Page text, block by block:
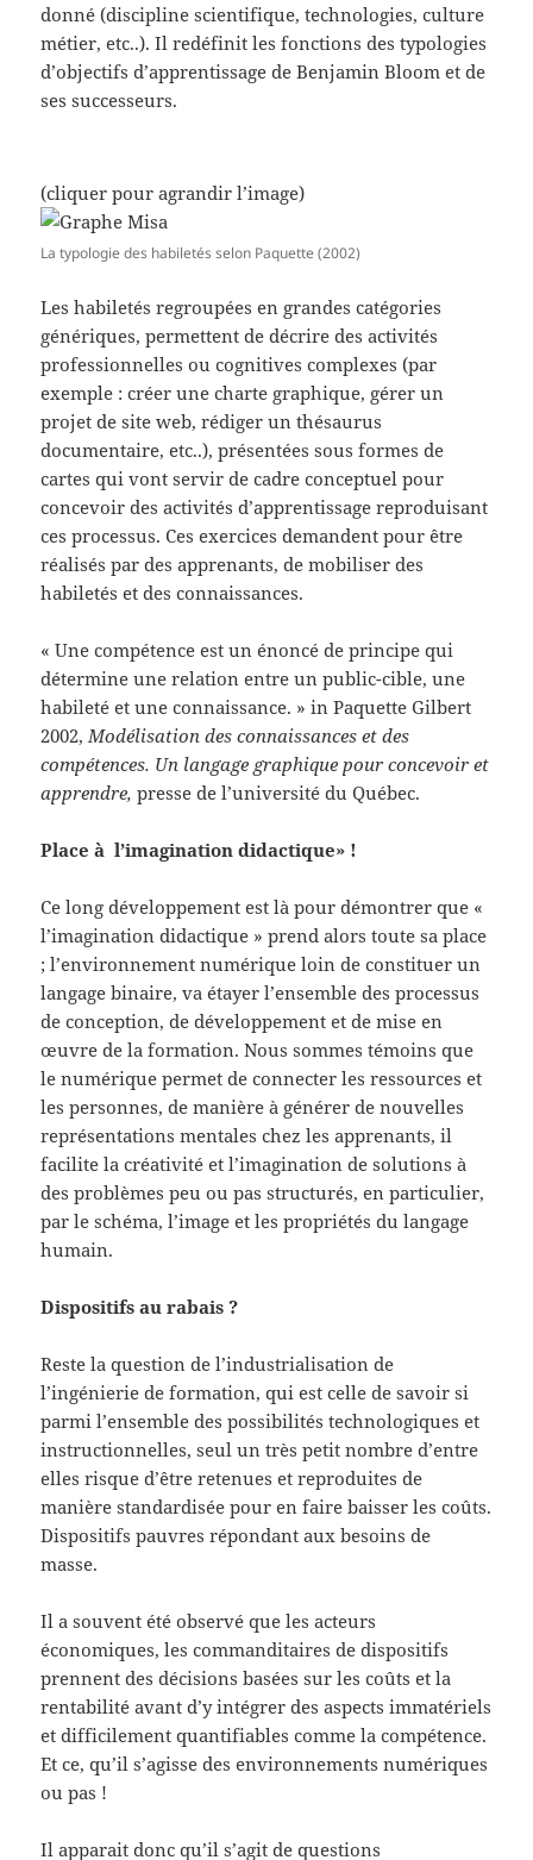
donné (discipline scientifique, technologies, culture
métier, etc..). Il redéfinit les fonctions des typologies
d’objectifs d’apprentissage de Benjamin Bloom et de
ses successeurs.
(cliquer pour agrandir l’image)
La typologie des habiletés selon Paquette (2002)
Les habiletés regroupées en grandes catégories
génériques, permettent de décrire des activités
professionnelles ou cognitives complexes (par
exemple : créer une charte graphique, gérer un
projet de site web, rédiger un thésaurus
documentaire, etc..), présentées sous formes de
cartes qui vont servir de cadre conceptuel pour
concevoir des activités d’apprentissage reproduisant
ces processus. Ces exercices demandent pour être
réalisés par des apprenants, de mobiliser des
habiletés et des connaissances.
« Une compétence est un énoncé de principe qui
détermine une relation entre un public-cible, une
habileté et une connaissance. » in Paquette Gilbert
2002, Modélisation des connaissances et des
compétences. Un langage graphique pour concevoir et
apprendre, presse de l’université du Québec.
Place à l’imagination didactique» !
Ce long développement est là pour démontrer que «
l’imagination didactique » prend alors toute sa place
; l’environnement numérique loin de constituer un
langage binaire, va étayer l’ensemble des processus
de conception, de développement et de mise en
œuvre de la formation. Nous sommes témoins que
le numérique permet de connecter les ressources et
les personnes, de manière à générer de nouvelles
représentations mentales chez les apprenants, il
facilite la créativité et l’imagination de solutions à
des problèmes peu ou pas structurés, en particulier,
par le schéma, l’image et les propriétés du langage
humain.
Dispositifs au rabais ?
Reste la question de l’industrialisation de
l’ingénierie de formation, qui est celle de savoir si
parmi l’ensemble des possibilités technologiques et
instructionnelles, seul un très petit nombre d’entre
elles risque d’être retenues et reproduites de
manière standardisée pour en faire baisser les coûts.
Dispositifs pauvres répondant aux besoins de
masse.
Il a souvent été observé que les acteurs
économiques, les commanditaires de dispositifs
prennent des décisions basées sur les coûts et la
rentabilité avant d’y intégrer des aspects immatériels
et difficilement quantifiables comme la compétence.
Et ce, qu’il s’agisse des environnements numériques
ou pas !
Il apparait donc qu’il s’agit de questions